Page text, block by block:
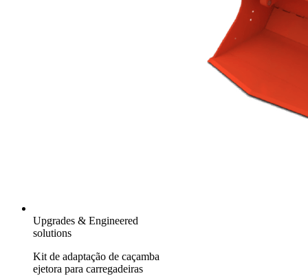
Upgrades & Engineered
solutions
Kit de adaptação de caçamba
ejetora para carregadeiras